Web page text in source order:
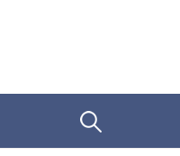
Търсене